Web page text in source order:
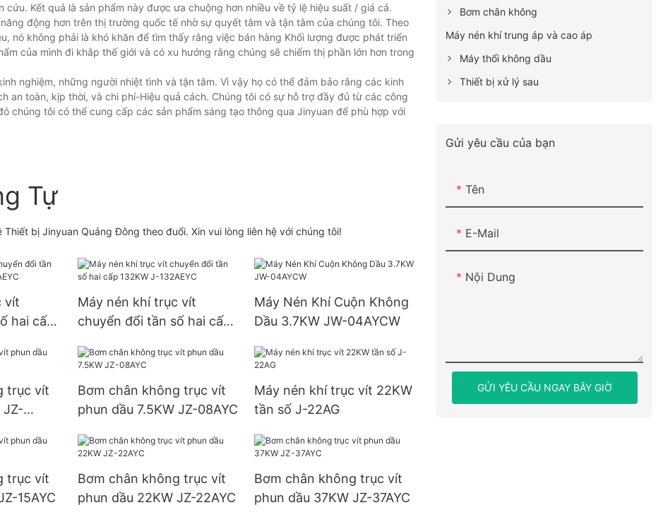
Kết quả là sản phẩm này được ưa chuộng hơn nhiều về tỷ lệ hiệu suất / giá cả.
động hơn trên thị trường quốc tế nhờ sự quyết tâm và tận tâm của chúng tôi. Theo
nó không phải là khó khăn để tìm thấy rằng việc bán hàng Khối lượng được phát triển
của mình đi khắp thế giới và có xu hướng rằng chúng sẽ chiếm thị phần lớn hơn trong
nghiệm, những người nhiệt tình và tận tâm. Vì vậy họ có thể đảm bảo rằng các kinh
an toàn, kịp thời, và chi phí-Hiệu quả cách. Chúng tôi có sự hỗ trợ đầy đủ từ các công
chúng tôi có thể cung cấp các sản phẩm sáng tạo thông qua Jinyuan để phù hợp với
Tự
bị Jinyuan Quảng Đông theo đuổi. Xin vui lòng liên hệ với chúng tôi!
vít
hai cấp
Máy nén khí trục vít
chuyển đổi tần số hai cấp
Máy Nén Khí Cuộn Không
Dầu 3.7KW JW-04AYCW
trục vít
JZ-
Bơm chân không trục vít
phun dầu 7.5KW JZ-08AYC
Máy nén khí trục vít 22KW
tần số J-22AG
trục vít
15AYC
Bơm chân không trục vít
phun dầu 22KW JZ-22AYC
Bơm chân không trục vít
phun dầu 37KW JZ-37AYC
Bơm chân không
Máy nén khí trung áp và cao áp
Máy thổi không dầu
Thiết bị xử lý sau
Gửi yêu cầu của bạn
Tên
E-Mail
Nội Dung
GỬI YÊU CẦU NGAY BÂY GIỜ